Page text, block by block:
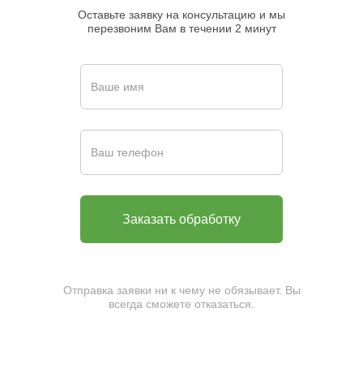
Оставьте заявку на консультацию и мы
перезвоним Вам в течении 2 минут
Отправка заявки ни к чему не обязывает. Вы
всегда сможете отказаться.